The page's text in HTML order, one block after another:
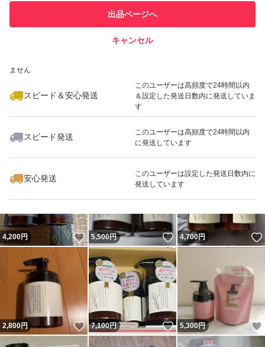
での取引実績があります
ません
スピード＆安心発送
このユーザーは高頻度で24時間以内
＆設定した発送日数内に発送していま
す
スピード発送
このユーザーは高頻度で24時間以内
に発送しています
安心発送
このユーザーは設定した発送日数内に
発送しています
出品ページへ
キャンセル
いいね！
6,900
4,200円 いいね！
5,500円 いいね！
4,700円
2,800円 いいね！
7,100円 いいね！
5,300円